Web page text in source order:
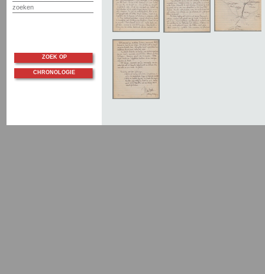
zoeken
ZOEK OP
CHRONOLOGIE